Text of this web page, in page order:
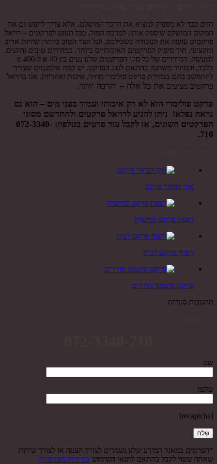
היום כבר לא מספיק למצוא את הדבר המושלם, אלא צריך לחפש גם את
המקום המושלם שיספק אותו. למרבה המזל, בכל הנוגע לפרקטים – רויאל
פרקטים עושה את העבודה בשבילכם, ועל הצד הטוב ביותר: שירות אדיב
ומקצועי, תוך סיפוק הפרקטים האיכותיים ביותר, במחירים טובים והוגנים.
למעשה, המחירים של כל סוגי הפרקטים שלנו נעים בין 40 ₪ ל-400 ₪
בלבד, והמחיר משתנה בהתאם לסוג הפרקט. יש כמה אלמנטים שצריך
להתחשב בהם בבחירת פרקט פולימרי מחיר, איכות ואחריות. אנו ברויאל
פרקטים מציעים את כל אלה – והרבה יותר.
פרקט פולימרי הוא לא רק איכותי ועמיד בפני מים – הוא גם
נראה נפלא! ניתן להגיע לרויאל פרקטים ולהתרשם מסוגי
הפרקטים השונים, או לקבל עוד פרטים בטלפון: 072-3340-
710
.
איך לבחור פרקט
רצפת פרקט למינציה
ריצוף פרקט לבית
פרקט סינטטי מחירים
התגובות סגורות
שם
טלפון
[recaptcha]
*הפרטים במאגר המידע שלנו נשמרים לצורך הצעה או לצורך שירות
שאתה עשוי לקבל בהתאם לתנאי השימוש ומדיניות הפרטיות